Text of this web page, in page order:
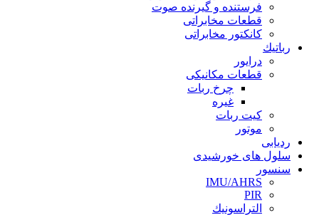
فرستنده و گیرنده صوت
قطعات مخابراتی
کانکتور مخابراتی
رباتيك
درايور
قطعات مكانيكی
چرخ ربات
غيره
كيت ربات
موتور
ردیابی
سلول های خورشیدی
سنسور
IMU/AHRS
PIR
التراسونيك